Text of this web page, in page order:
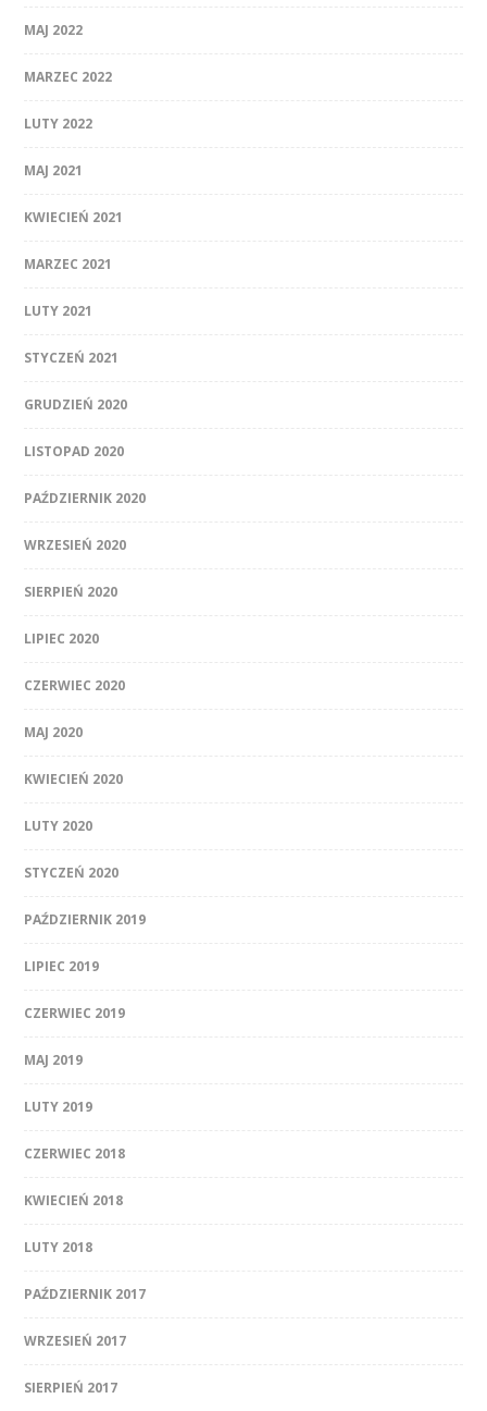
MAJ 2022
MARZEC 2022
LUTY 2022
MAJ 2021
KWIECIEŃ 2021
MARZEC 2021
LUTY 2021
STYCZEŃ 2021
GRUDZIEŃ 2020
LISTOPAD 2020
PAŹDZIERNIK 2020
WRZESIEŃ 2020
SIERPIEŃ 2020
LIPIEC 2020
CZERWIEC 2020
MAJ 2020
KWIECIEŃ 2020
LUTY 2020
STYCZEŃ 2020
PAŹDZIERNIK 2019
LIPIEC 2019
CZERWIEC 2019
MAJ 2019
LUTY 2019
CZERWIEC 2018
KWIECIEŃ 2018
LUTY 2018
PAŹDZIERNIK 2017
WRZESIEŃ 2017
SIERPIEŃ 2017